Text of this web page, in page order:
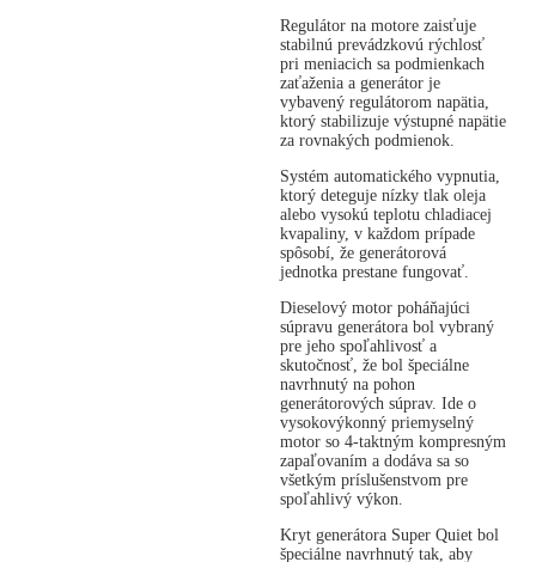
Regulátor na motore zaisťuje
stabilnú prevádzkovú rýchlosť
pri meniacich sa podmienkach
zaťaženia a generátor je
vybavený regulátorom napätia,
ktorý stabilizuje výstupné napätie
za rovnakých podmienok.
Systém automatického vypnutia,
ktorý deteguje nízky tlak oleja
alebo vysokú teplotu chladiacej
kvapaliny, v každom prípade
spôsobí, že generátorová
jednotka prestane fungovať.
Dieselový motor poháňajúci
súpravu generátora bol vybraný
pre jeho spoľahlivosť a
skutočnosť, že bol špeciálne
navrhnutý na pohon
generátorových súprav. Ide o
vysokovýkonný priemyselný
motor so 4-taktným kompresným
zapaľovaním a dodáva sa so
všetkým príslušenstvom pre
spoľahlivý výkon.
Kryt generátora Super Quiet bol
špeciálne navrhnutý tak, aby